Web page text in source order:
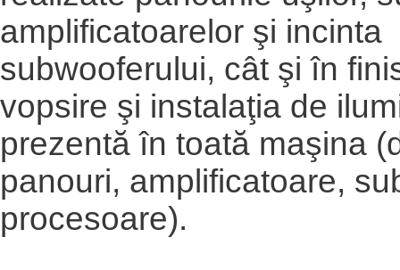
amplificatoarelor şi incinta
subwooferului, cât şi în
vopsire şi instalaţia de
prezentă în toată maşina
panouri, amplificatoare,
procesoare).